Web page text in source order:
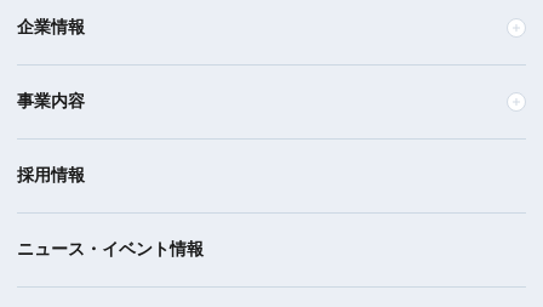
企業情報
事業内容
採用情報
ニュース・イベント情報